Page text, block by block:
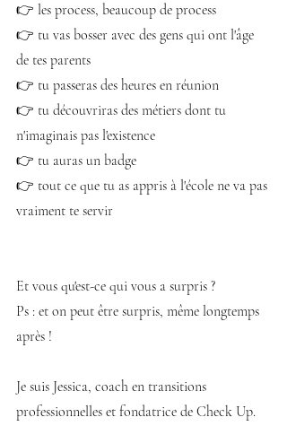
👉 les process, beaucoup de process
👉 tu vas bosser avec des gens qui ont l'âge
de tes parents
👉 tu passeras des heures en réunion
👉 tu découvriras des métiers dont tu
n'imaginais pas l'existence
👉 tu auras un badge
👉 tout ce que tu as appris à l'école ne va pas
vraiment te servir
Et vous qu'est-ce qui vous a surpris ?
Ps : et on peut être surpris, même longtemps
après !
Je suis Jessica, coach en transitions
professionnelles et fondatrice de Check Up.